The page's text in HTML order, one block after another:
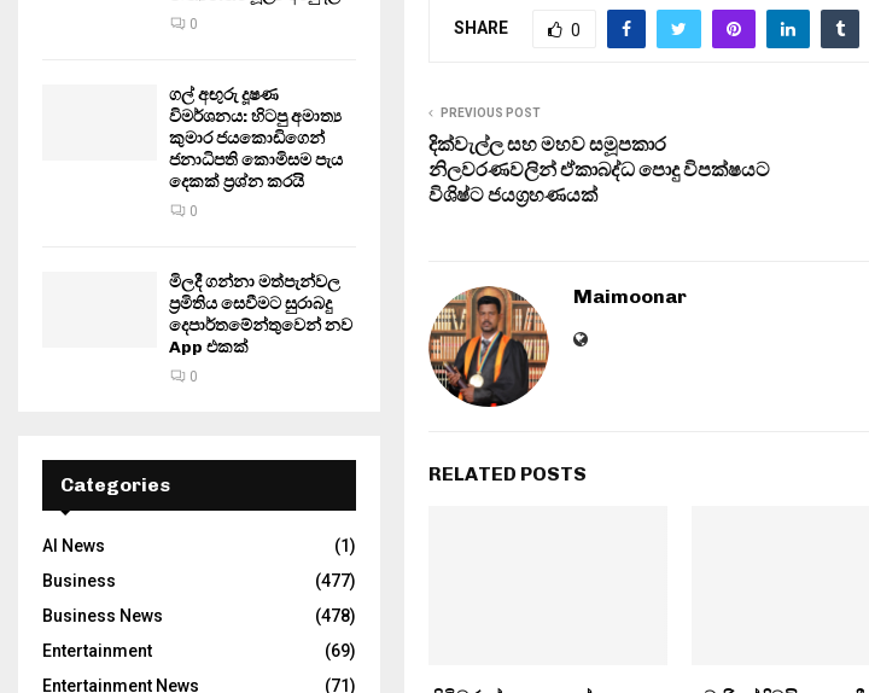
SHARE 0
PREVIOUS POST
දික්වැල්ල සහ මහව සමූපකාර
නිලවරණවලින් ඒකාබද්ධ පොදු විපක්ෂයට
විශිෂ්ට ජයග්‍රහණයක්
Maimoonar
RELATED POSTS
0
ගල් අඟුරු දූෂණ
විමර්ශනය: හිටපු අමාත්‍ය
කුමාර ජයකොඩිගෙන්
ජනාධිපති කොමිසම පැය
දෙකක් ප්‍රශ්න කරයි
0
මිලදී ගන්නා මත්පැන්වල
ප්‍රමිතිය සෙවීමට සුරාබදු
දෙපාර්තමේන්තුවෙන් නව
App එකක්
0
Categories
AI News
(1)
Business
(477)
Business News
(478)
Entertainment
(69)
Entertainment News
(71)